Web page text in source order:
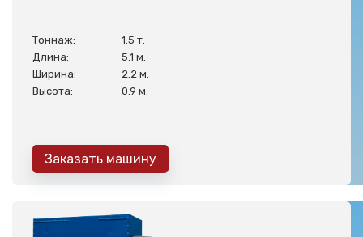
Тоннаж:
1.5 т.
Длина:
5.1 м.
Ширина:
2.2 м.
Высота:
0.9 м.
Заказать машину